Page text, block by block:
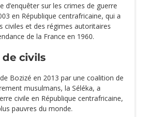
d’enquêter sur les crimes de guerre
en République centrafricaine, qui a
civiles et des régimes autoritaires
de la France en 1960.
de civils
Bozizé en 2013 par une coalition de
musulmans, la Séléka, a
civile en République centrafricaine,
pauvres du monde.